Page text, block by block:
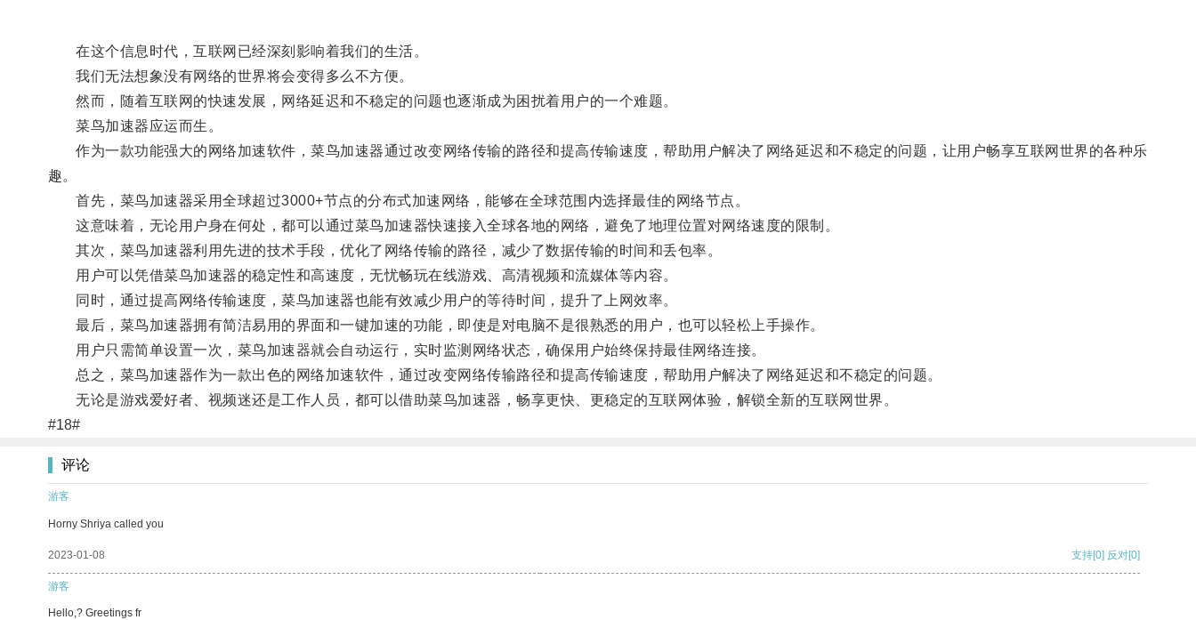
在这个信息时代，互联网已经深刻影响着我们的生活。
我们无法想象没有网络的世界将会变得多么不方便。
然而，随着互联网的快速发展，网络延迟和不稳定的问题也逐渐成为困扰着用户的一个难题。
菜鸟加速器应运而生。
作为一款功能强大的网络加速软件，菜鸟加速器通过改变网络传输的路径和提高传输速度，帮助用户解决了网络延迟和不稳定的问题，让用户畅享互联网世界的各种乐
趣。
首先，菜鸟加速器采用全球超过3000+节点的分布式加速网络，能够在全球范围内选择最佳的网络节点。
这意味着，无论用户身在何处，都可以通过菜鸟加速器快速接入全球各地的网络，避免了地理位置对网络速度的限制。
其次，菜鸟加速器利用先进的技术手段，优化了网络传输的路径，减少了数据传输的时间和丢包率。
用户可以凭借菜鸟加速器的稳定性和高速度，无忧畅玩在线游戏、高清视频和流媒体等内容。
同时，通过提高网络传输速度，菜鸟加速器也能有效减少用户的等待时间，提升了上网效率。
最后，菜鸟加速器拥有简洁易用的界面和一键加速的功能，即使是对电脑不是很熟悉的用户，也可以轻松上手操作。
用户只需简单设置一次，菜鸟加速器就会自动运行，实时监测网络状态，确保用户始终保持最佳网络连接。
总之，菜鸟加速器作为一款出色的网络加速软件，通过改变网络传输路径和提高传输速度，帮助用户解决了网络延迟和不稳定的问题。
无论是游戏爱好者、视频迷还是工作人员，都可以借助菜鸟加速器，畅享更快、更稳定的互联网体验，解锁全新的互联网世界。
#18#
评论
游客
Horny Shriya called you
2023-01-08 支持[0] 反对[0]
游客
Hello,? Greetings fr